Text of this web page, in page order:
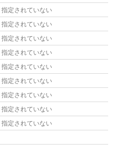
指定されていない
指定されていない
指定されていない
指定されていない
指定されていない
指定されていない
指定されていない
指定されていない
指定されていない